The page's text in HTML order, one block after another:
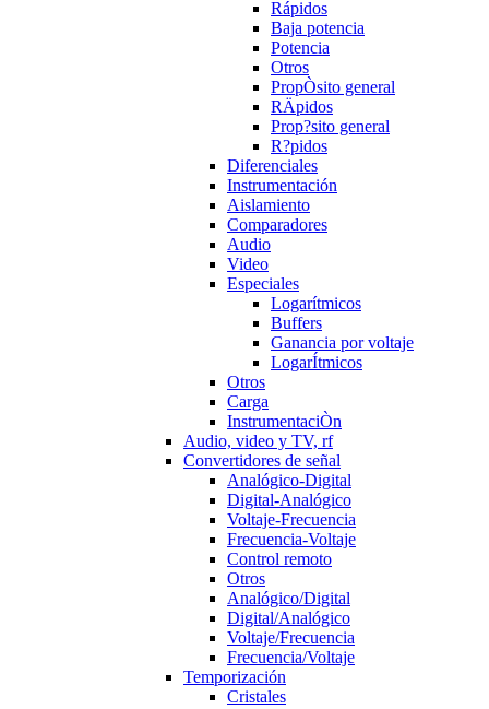
Rápidos
Baja potencia
Potencia
Otros
PropÒsito general
RÄpidos
Prop?sito general
R?pidos
Diferenciales
Instrumentación
Aislamiento
Comparadores
Audio
Video
Especiales
Logarítmicos
Buffers
Ganancia por voltaje
LogarÍtmicos
Otros
Carga
InstrumentaciÒn
Audio, video y TV, rf
Convertidores de señal
Analógico-Digital
Digital-Analógico
Voltaje-Frecuencia
Frecuencia-Voltaje
Control remoto
Otros
Analógico/Digital
Digital/Analógico
Voltaje/Frecuencia
Frecuencia/Voltaje
Temporización
Cristales